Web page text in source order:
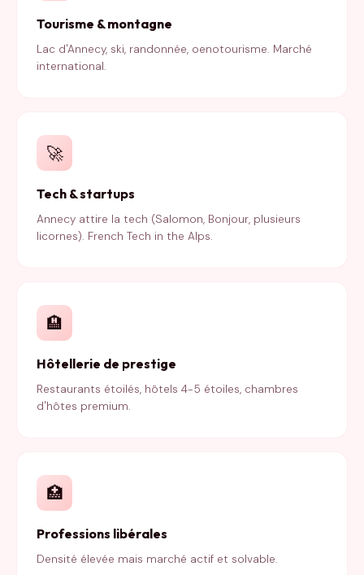
Tourisme & montagne
Lac d'Annecy, ski, randonnée, oenotourisme. Marché
international.
🚀
Tech & startups
Annecy attire la tech (Salomon, Bonjour, plusieurs
licornes). French Tech in the Alps.
🏨
Hôtellerie de prestige
Restaurants étoilés, hôtels 4-5 étoiles, chambres
d'hôtes premium.
🏥
Professions libérales
Densité élevée mais marché actif et solvable.